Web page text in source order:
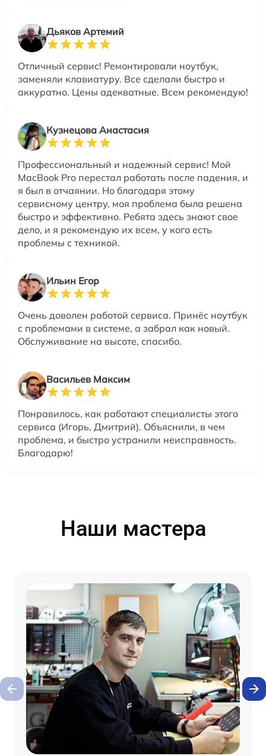
Дьяков Артемий
Отличный сервис! Ремонтировали ноутбук,
заменяли клавиатуру. Все сделали быстро и
аккуратно. Цены адекватные. Всем рекомендую!
Кузнецова Анастасия
Профессиональный и надежный сервис! Мой
MacBook Pro перестал работать после падения, и
я был в отчаянии. Но благодаря этому
сервисному центру, моя проблема была решена
быстро и эффективно. Ребята здесь знают свое
дело, и я рекомендую их всем, у кого есть
проблемы с техникой.
Ильин Егор
Очень доволен работой сервиса. Принёс ноутбук
с проблемами в системе, а забрал как новый.
Обслуживание на высоте, спасибо.
Васильев Максим
Понравилось, как работают специалисты этого
сервиса (Игорь, Дмитрий). Объяснили, в чем
проблема, и быстро устранили неисправность.
Благодарю!
Наши мастера